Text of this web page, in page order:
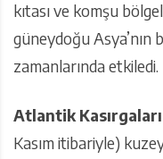
kıtası ve komşu
güneydoğu Asya’nın
zamanlarında etkiledi.
Atlantik
Kasım itibariyle)